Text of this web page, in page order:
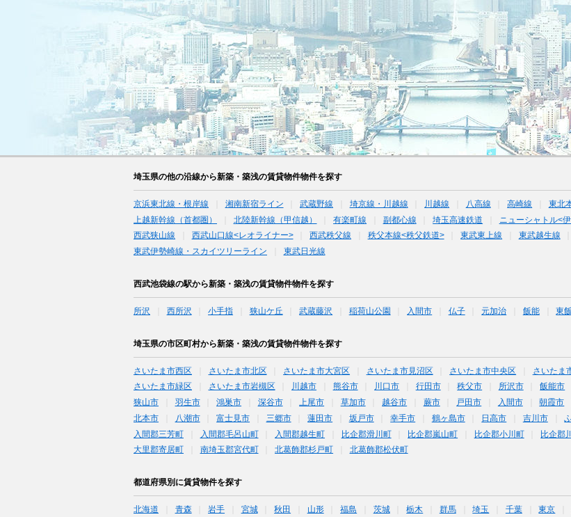
埼玉県の他の沿線から新築・築浅の賃貸物件物件を探す
京浜東北線・根岸線 湘南新宿ライン 武蔵野線 埼京線・川越線 川越線 八高線 高崎線 東北
上越新幹線（首都圏）
北陸新幹線（甲信越） 有楽町線 副都心線 埼玉高速鉄道 ニューシャトル<
西武狭山線
西武山口線<レオライナー> 西武秩父線 秩父本線<秩父鉄道> 東武東上線 東武越生線
東武伊勢崎線・スカイツリーライン
東武日光線
西武池袋線の駅から新築・築浅の賃貸物件物件を探す
所沢 西所沢 小手指 狭山ケ丘 武蔵藤沢 稲荷山公園 入間市 仏子 元加治 飯能 東
埼玉県の市区町村から新築・築浅の賃貸物件物件を探す
さいたま市西区 さいたま市北区 さいたま市大宮区 さいたま市見沼区 さいたま市中央区 さいたま
さいたま市緑区
さいたま市岩槻区 川越市 熊谷市 川口市 行田市 秩父市 所沢市 飯能市
狭山市
羽生市 鴻巣市 深谷市 上尾市 草加市 越谷市 蕨市 戸田市 入間市 朝霞市
北本市
八潮市 富士見市 三郷市 蓮田市 坂戸市 幸手市 鶴ヶ島市 日高市 吉川市
入間郡三芳町
入間郡毛呂山町 入間郡越生町 比企郡滑川町 比企郡嵐山町 比企郡小川町 比企郡
大里郡寄居町
南埼玉郡宮代町 北葛飾郡杉戸町 北葛飾郡松伏町
都道府県別に賃貸物件を探す
北海道 青森 岩手 宮城 秋田 山形 福島 茨城 栃木 群馬 埼玉 千葉 東京